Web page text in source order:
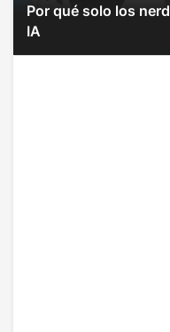
Por qué solo los
IA